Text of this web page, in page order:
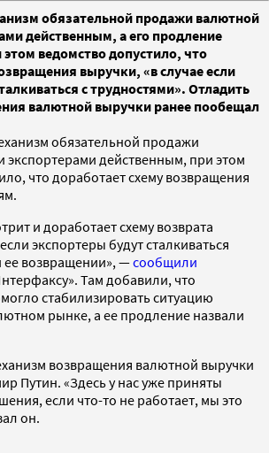
обязательной продажи валютной
действенным, а его продление
ведомство допустило, что
выручки, «в случае если
с трудностями». Отладить
валютной выручки ранее пообещал
обязательной продажи
экспортерами действенным, при этом
что доработает схему возвращения
и доработает схему возврата
экспортеры будут сталкиваться
ее возвращении», —сообщили
Там добавили, что
стабилизировать ситуацию
рынке, а ее продление назвали
возвращения валютной выручки
Путин. «Здесь у нас уже приняты
если что-то не работает, мы это
он.